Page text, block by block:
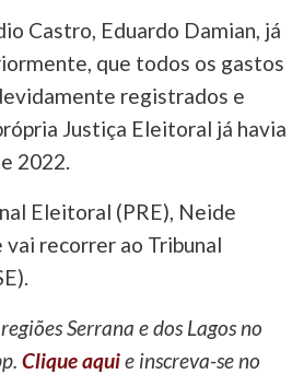
Castro, Eduardo Damian, já
que todos os gastos
registrados e
Justiça Eleitoral já havia
2022.
Eleitoral (PRE), Neide
vai recorrer ao Tribunal
Serrana e dos Lagos no
Clique aquie inscreva-se no